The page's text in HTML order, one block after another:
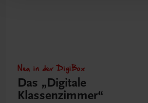
Neu in der DigiBox
Das „Digitale
Klassenzimmer“